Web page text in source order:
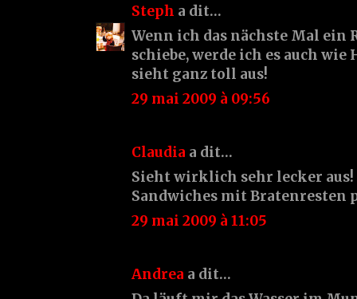
Steph a dit…
Wenn ich das nächste Mal ein
schiebe, werde ich es auch
sieht ganz toll aus!
29 mai 2009 à 09:56
Claudia a dit…
Sieht wirklich sehr lecker
Sandwiches mit Bratenresten
29 mai 2009 à 11:05
Andrea a dit…